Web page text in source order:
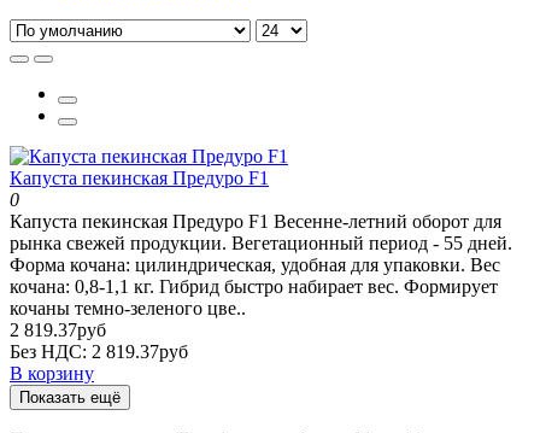
Капуста пекинская Предуро F1
0
Капуста пекинская Предуро F1 Весенне-летний оборот для
рынка свежей продукции. Вегетационный период - 55 дней.
Форма кочана: цилиндрическая, удобная для упаковки. Вес
кочана: 0,8-1,1 кг. Гибрид быстро набирает вес. Формирует
кочаны темно-зеленого цве..
2 819.37руб
Без НДС: 2 819.37руб
В корзину
Показать ещё